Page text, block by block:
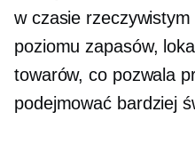
w czasie rzeczywistym
poziomu zapasów,
towarów, co pozwala
podejmować bardziej